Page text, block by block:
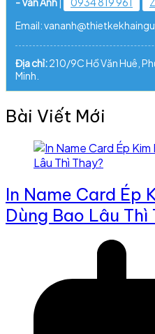
Email:
Địa chỉ:210/9C Hồ Văn Huê,
Minh.
Bài Viết Mới
In Name Card Ép
Dùng Bao Lâu Thì